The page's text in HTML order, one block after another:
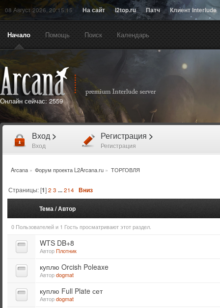
08 Август 2026, 20:15:15 На сайт l2top.ru Патч Клиент Interlude
Начало Помощь Поиск Календарь
Онлайн сейчас: 2559
Вход >
Вход
Регистрация >
Регистрация
Arcana» Форум проекта L2Arcana.ru » ТОРГОВЛЯ
Страницы: [1]2 3 ...214 Вниз
Тема/Автор
0 Пользователей и 1 Гость просматривают этот раздел.
WTS DB+8
АвторПлотник
куплю Orcish Poleaxe
Авторdogmat
куплю Full Plate сет
Авторdogmat